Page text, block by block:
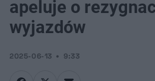
apeluje o
wyjazdów
2025-06-13 9:33